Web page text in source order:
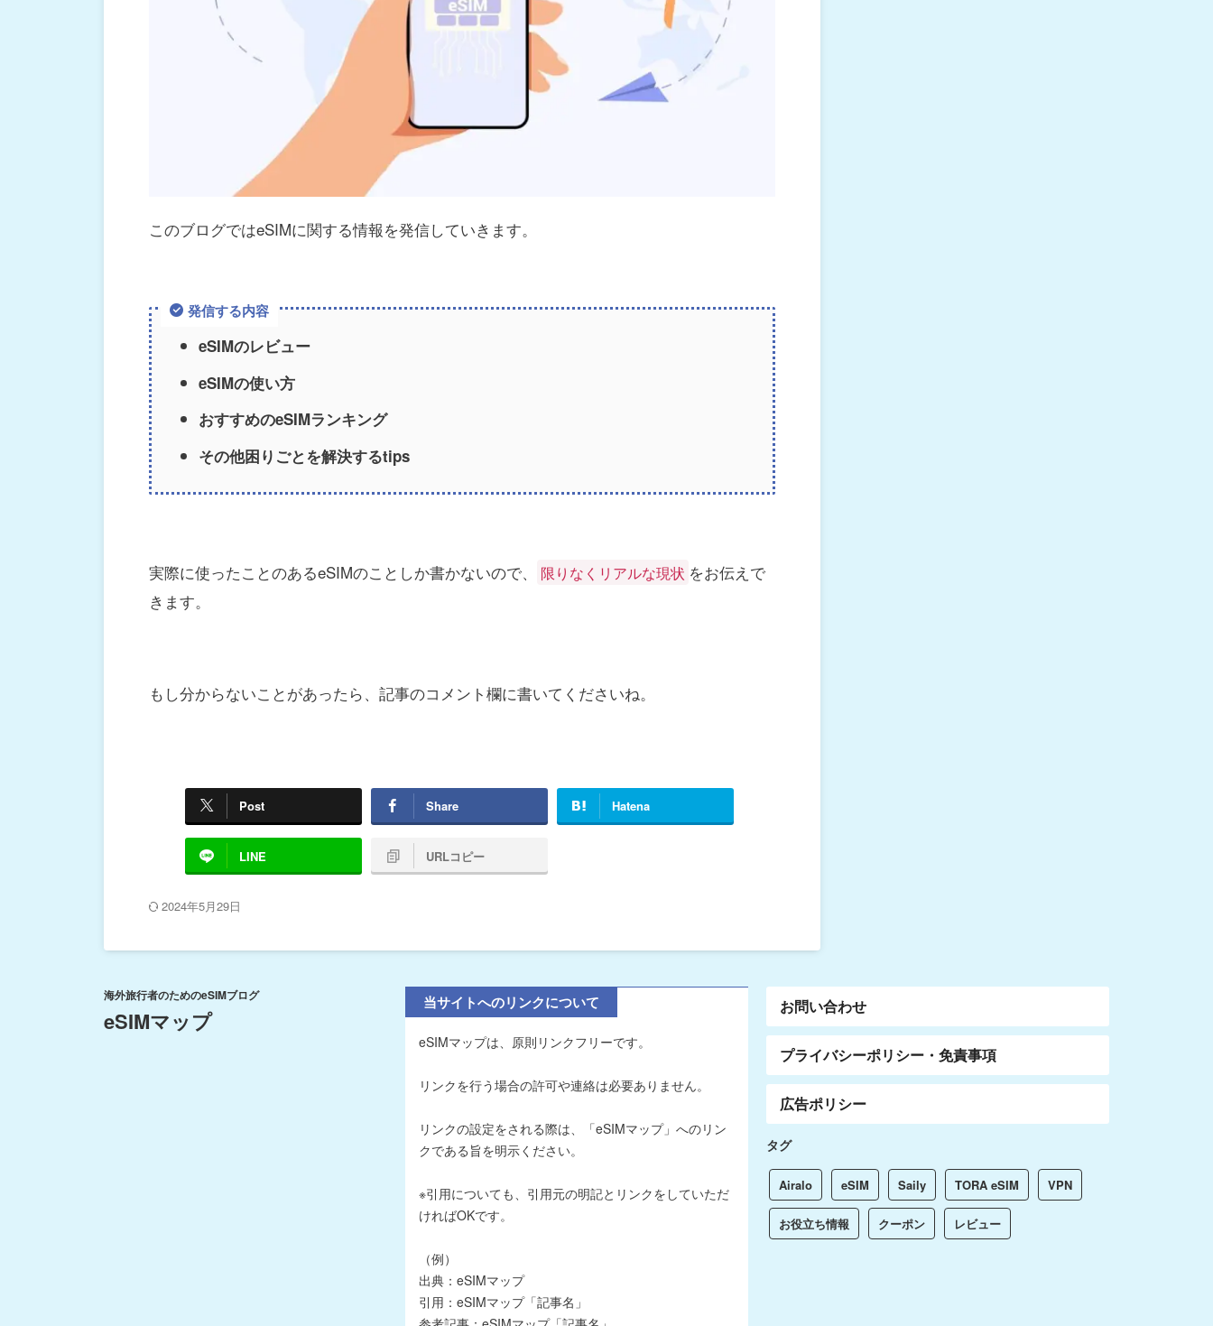
このブログではeSIMに関する情報を発信していきます。
発信する内容
eSIMのレビュー
eSIMの使い方
おすすめのeSIMランキング
その他困りごとを解決するtips
実際に使ったことのあるeSIMのことしか書かないので、 限りなくリアルな現状 をお伝えで
きます。
もし分からないことがあったら、記事のコメント欄に書いてくださいね。
Post Share Hatena
LINE URLコピー
2024年5月29日
当サイトへのリンクについて
eSIMマップは、原則リンクフリーです。
リンクを行う場合の許可や連絡は必要ありません。
リンクの設定をされる際は、「eSIMマップ」へのリン
クである旨を明示ください。
※引用についても、引用元の明記とリンクをしていただ
ければOKです。
（例）
出典：eSIMマップ
引用：eSIMマップ「記事名」
お問い合わせ
プライバシーポリシー・免責事項
広告ポリシー
タグ
Airalo eSIM Saily TORA eSIM VPN
お役立ち情報 クーポン レビュー
海外旅行者のためのeSIMブログ
eSIMマップ